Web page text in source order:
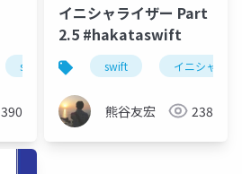
swift concurrency
390
イニシャライザー Part
2.5 #hakataswift
swift イニシャライ
熊谷友宏 238